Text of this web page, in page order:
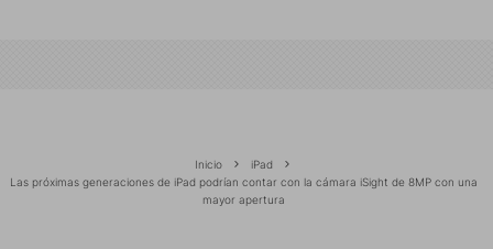
Inicio
iPad
Las próximas generaciones de iPad podrían contar con la cámara iSight de 8MP con una
mayor apertura